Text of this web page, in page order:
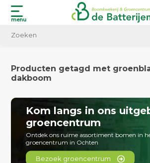
menu
Producten getagd met
dakboom
Kom langs in ons
groencentrum
Ontdek ons ruime assortiment bomen in
groencentrum in Ochten
Bezoek groencentrum